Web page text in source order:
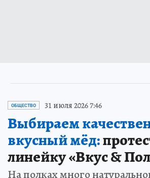
ОБЩЕСТВО 31 июля 2026 7:46
Выбираем
вкусный мёд:
линейку «Вкус &
На полках много